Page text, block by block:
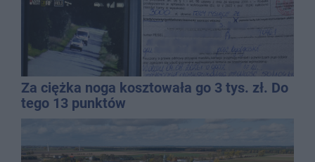
Za ciężka noga kosztowała go 3 tys. zł. Do
tego 13 punktów